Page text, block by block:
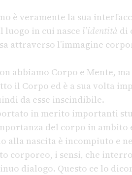
è veramente la sua
luogo in cui nasce l’identità di
attraverso l’immagine
abbiamo Corpo e Mente,
il Corpo ed è a sua volta
da esse inscindibile.
in merito importanti
del corpo in ambito
alla nascita è incompiuto e
corporeo, i sensi, che
dialogo. Questo ce lo